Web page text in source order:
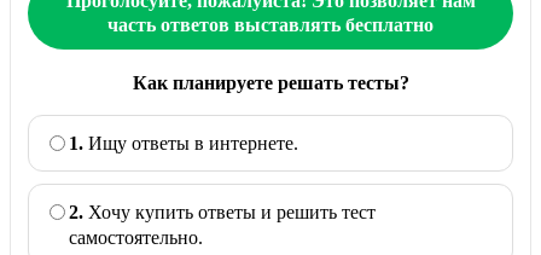
часть ответов выставлять бесплатно
Как планируете решать тесты?
1. Ищу ответы в интернете.
2. Хочу купить ответы и решить тест
самостоятельно.